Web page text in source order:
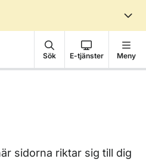
Sök E-tjänster Meny
sidorna riktar sig till dig